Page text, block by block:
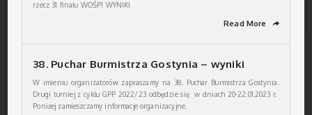
rzecz 31 finału WOŚP! WYNIKI
Read More ➦
38. Puchar Burmistrza Gostynia – wyniki
W imieniu organizatorów zapraszamy na 38. Puchar Burmistrza Gostynia.
Drugi turniej z cyklu GPP 2022/23 odbędzie się w dniach 20-22.01.2023 r.
Poniżej zamieszczamy informacje organizacyjne.